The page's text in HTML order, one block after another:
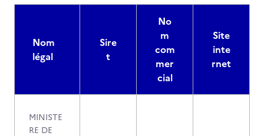
Nom
légal
Sire
t
No
m
com
mer
cial
Site
inte
rnet
MINISTE
RE DE